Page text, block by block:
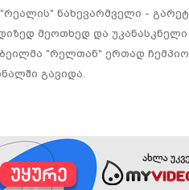
ნახევარმველი -
მეოთხედ და
ბეილმა "რელთან" ერთად
გავიდა.